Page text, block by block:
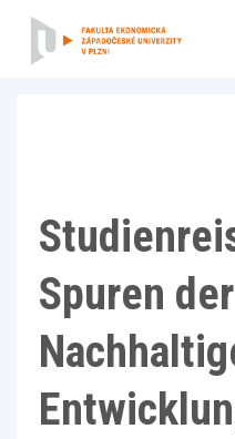
Spuren der